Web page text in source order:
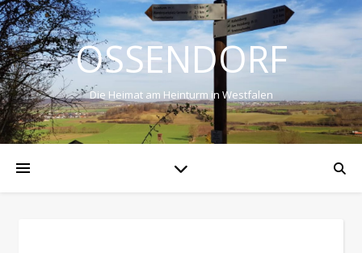
OSSENDORF
Die Heimat am Heinturm in Westfalen